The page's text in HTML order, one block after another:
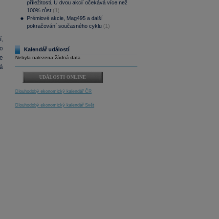
příležitosti. U dvou akcií očekává více než
100% růst (1)
Prémiové akcie, Mag495 a další
pokračování současného cyklu (1)
Kalendář událostí
Nebyla nalezena žádná data
UDÁLOSTI ONLINE
Dlouhodobý ekonomický kalendář ČR
Dlouhodobý ekonomický kalendář Svět